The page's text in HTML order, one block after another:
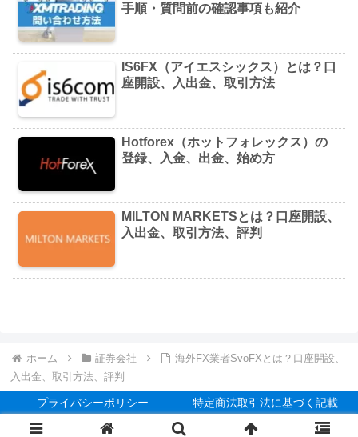
手順・質問前の確認事項も紹介
IS6FX（アイエスシックス）とは？口
座開設、入出金、取引方法
Hotforex（ホットフォレックス）の
登録、入金、出金、始め方
MILTON MARKETSとは？口座開設、
入出金、取引方法、評判
ホーム 証券会社
海外FX業者SvoFXとは？口座開設、
入出金、取引方法、評判
プライバシーポリシー 特定商法取引法に基づく記載
Copyright 2020 AutoMix All Rights Reserved.